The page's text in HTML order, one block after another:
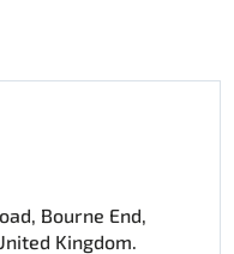
Bourne End,
Kingdom.